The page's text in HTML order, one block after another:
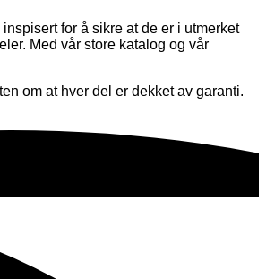
for å sikre at de er i utmerket
Med vår store katalog og vår
om at hver del er dekket av garanti.